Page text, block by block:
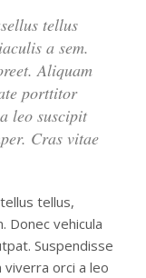
tellus
a sem.
Aliquam
porttitor
leo suscipit
Cras vitae
tellus,
Donec vehicula
Suspendisse
orci a leo